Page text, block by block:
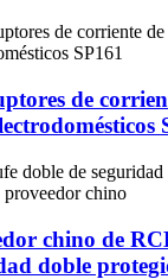
de
chino de
doble